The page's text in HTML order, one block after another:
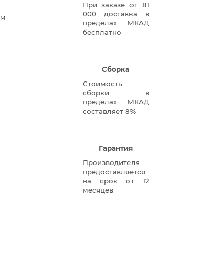
При заказе от 81
000 доставка в
пределах МКАД
бесплатно
Сборка
Стоимость
сборки в
пределах МКАД
составляет 8%
Гарантия
Производителя
предоставляется
на срок от 12
месяцев